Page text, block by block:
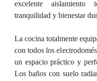
excelente aislamiento
tranquilidad y bienestar
La cocina totalmente
con todos los
un espacio práctico y
Los baños con suelo